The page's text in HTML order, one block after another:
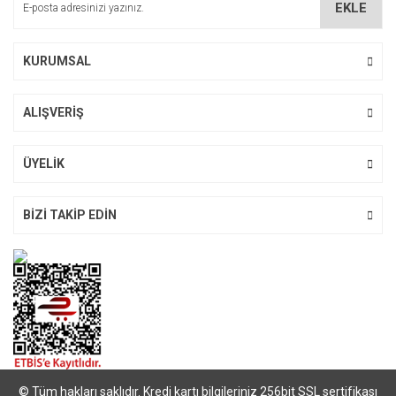
EKLE
KURUMSAL
ALIŞVERİŞ
ÜYELİK
BİZİ TAKİP EDİN
© Tüm hakları saklıdır. Kredi kartı bilgileriniz 256bit SSL sertifikası